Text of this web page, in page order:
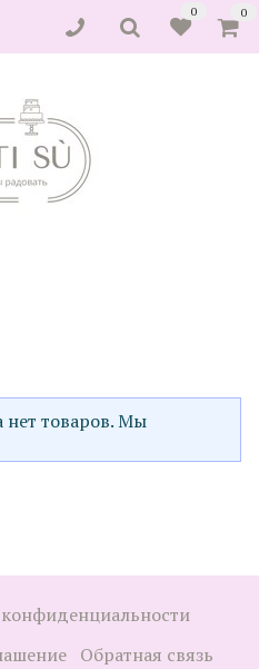
0 0
нет товаров. Мы
Обратная связь